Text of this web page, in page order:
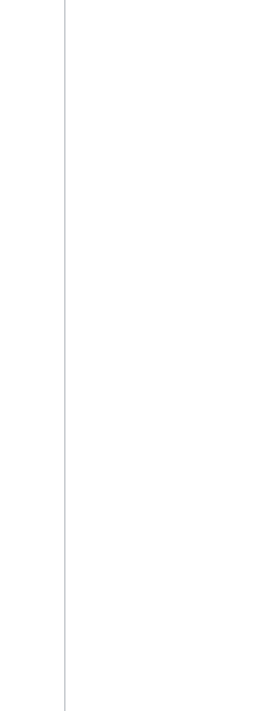
助我们确定
说。"我们
信息和上下
遭遇崩溃